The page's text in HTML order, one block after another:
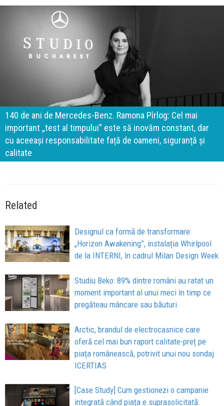
140 de ani de Mercedes-Benz. Ramona Pîrlog: Cel mai
important „test al timpului” este să inovăm constant, dar
cu aceeași responsabilitate față de oameni, siguranță și
calitate
Related
Designul ca formă de transformare:
„Horizon Awakening”, instalația Whirlpool
de la INTERNI, în cadrul Milan Design Week
Studiu Beko: 89% dintre români au ratat un
moment important al unui meci în timp ce
pregăteau mâncare sau băuturi
Arctic, brandul de electrocasnice care
oferă cel mai bun raport calitate-preț pe
piața românească, potrivit unui nou sondaj
ICERTIAS
[Case Study] Cum gestionezi o campanie
integrată când piața e suprasolicitată: